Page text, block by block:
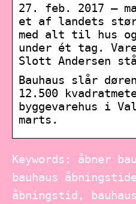
27. feb. 2017 —
et af landets
med alt til hus og
under ét tag.
Slott Andersen
Bauhaus slår
12.500
byggevarehus i
marts.
Keywords: åbner
bauhaus
åbningstid,